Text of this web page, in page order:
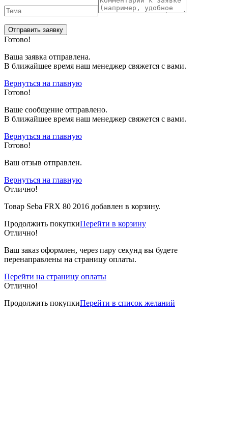
Готово!
Ваша заявка отправлена.
В ближайшее время наш менеджер свяжется с вами.
Вернуться на главную
Готово!
Вашe сообщение отправлено.
В ближайшее время наш менеджер свяжется с вами.
Вернуться на главную
Готово!
Ваш отзыв отправлен.
Вернуться на главную
Отлично!
Товар Seba FRX 80 2016 добавлен в корзину.
Продолжить покупкиПерейти в корзину
Отлично!
Ваш заказ оформлен, через пару секунд вы будете
перенаправлены на страницу оплаты.
Перейти на страницу оплаты
Отлично!
Продолжить покупкиПерейти в список желаний